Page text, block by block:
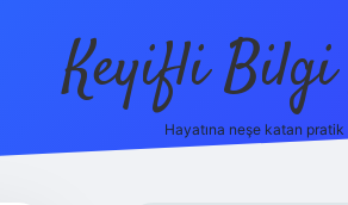
Keyifli Bilgi
Hayatına neşe katan